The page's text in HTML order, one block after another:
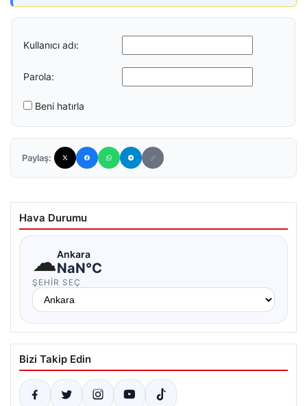
Kullanıcı adı:
Parola:
Beni hatırla
Paylaş:
Hava Durumu
☁Ankara
NaN°C
ŞEHIR SEÇ
Bizi Takip Edin